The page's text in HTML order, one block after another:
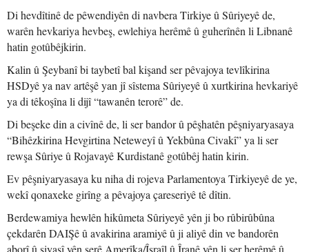
Di hevdîtinê de pêwendiyên di navbera Tirkiye û Sûriyeyê de,
warên hevkariya hevbeş, ewlehiya herêmê û guherînên li Libnanê
hatin gotûbêjkirin.
Kalin û Şeybanî bi taybetî bal kişand ser pêvajoya tevlîkirina
HSDyê ya nav artêşê yan jî sîstema Sûriyeyê û xurtkirina hevkariyê
ya di têkoşîna li dijî “tawanên terorê” de.
Di beşeke din a civînê de, li ser bandor û pêşhatên pêşniyaryasaya
“Bihêzkirina Hevgirtina Neteweyî û Yekbûna Civakî” ya li ser
rewşa Sûriye û Rojavayê Kurdistanê gotûbêj hatin kirin.
Ev pêşniyaryasaya ku niha di rojeva Parlamentoya Tirkiyeyê de ye,
wekî qonaxeke girîng a pêvajoya çareseriyê tê dîtin.
Berdewamiya hewlên hikûmeta Sûriyeyê yên ji bo rûbirûbûna
çekdarên DAIŞê û avakirina aramiyê û ji aliyê din ve bandorên
aborî û siyasî yên şerê Amerîka/Îsraîl û Îranê yên li ser herêmê û